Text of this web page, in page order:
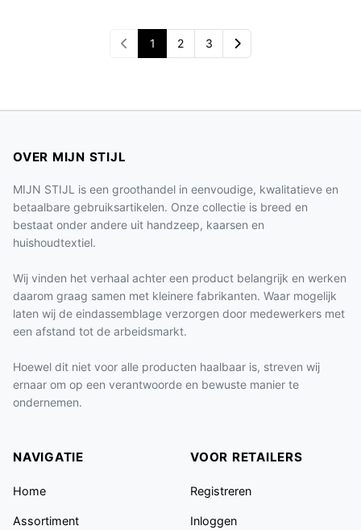
1 2 3
OVER MIJN STIJL
MIJN STIJL is een groothandel in eenvoudige, kwalitatieve en
betaalbare gebruiksartikelen. Onze collectie is breed en
bestaat onder andere uit handzeep, kaarsen en
huishoudtextiel.
Wij vinden het verhaal achter een product belangrijk en werken
daarom graag samen met kleinere fabrikanten. Waar mogelijk
laten wij de eindassemblage verzorgen door medewerkers met
een afstand tot de arbeidsmarkt.
Hoewel dit niet voor alle producten haalbaar is, streven wij
ernaar om op een verantwoorde en bewuste manier te
ondernemen.
NAVIGATIE
Home
Assortiment
VOOR RETAILERS
Registreren
Inloggen